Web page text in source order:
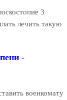
3
лечить такую
-
военкомату